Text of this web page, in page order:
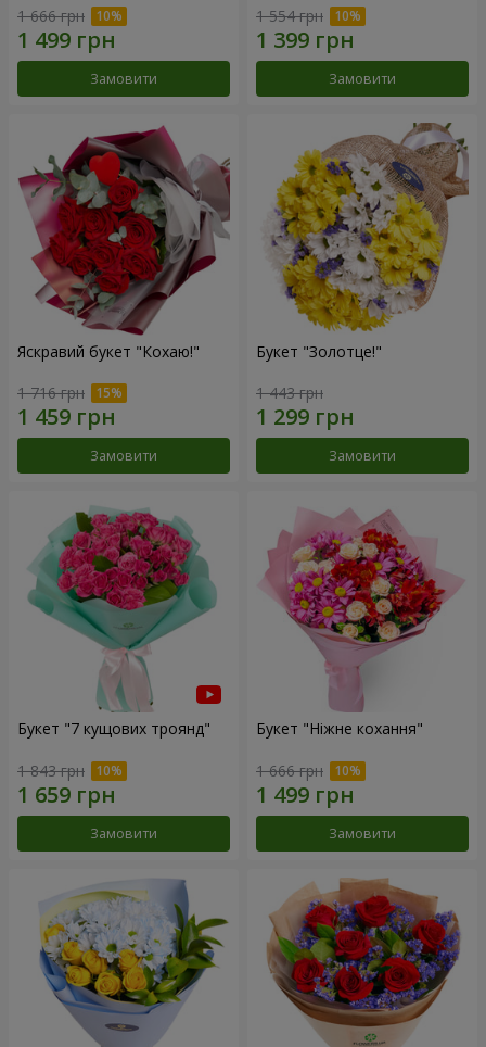
1 666 грн
Замовити
1 554 грн
Замовити
Яскравий букет "Кохаю!"
1 716 грн
Замовити
Букет "Золотце!"
1 443 грн
Замовити
Букет "7 кущових троянд"
1 843 грн
Замовити
Букет "Ніжне кохання"
1 666 грн
Замовити